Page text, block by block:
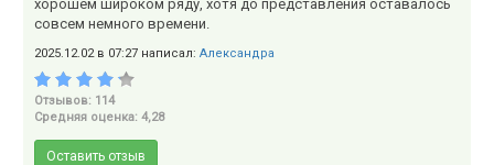
хорошем широком ряду, хотя до представления оставалось
совсем немного времени.
2025.12.02 в 07:27 написал: Александра
Отзывов: 114
Средняя оценка: 4,28
Оставить отзыв